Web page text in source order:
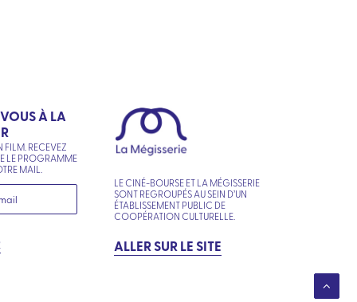
À LA
FILM. RECEVEZ
LE PROGRAMME
MAIL.
LE CINÉ-BOURSE ET LA MÉGISSERIE
SONT REGROUPÉS AU SEIN D’UN
ÉTABLISSEMENT PUBLIC DE
COOPÉRATION CULTURELLE.
ALLER SUR LE SITE